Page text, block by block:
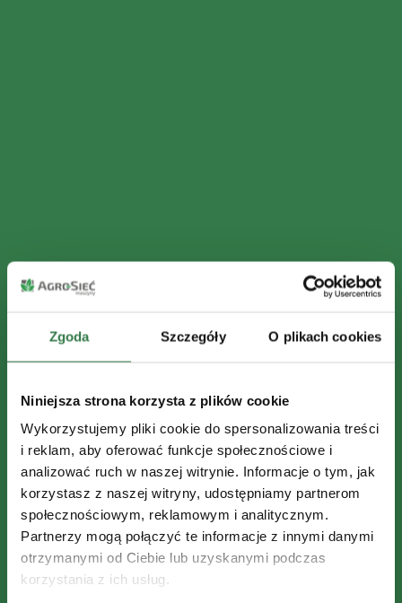
Zgoda Szczegóły O plikach cookies
Niniejsza strona korzysta z plików cookie
Wykorzystujemy pliki cookie do spersonalizowania treści
i reklam, aby oferować funkcje społecznościowe i
analizować ruch w naszej witrynie. Informacje o tym, jak
korzystasz z naszej witryny, udostępniamy partnerom
społecznościowym, reklamowym i analitycznym.
Partnerzy mogą połączyć te informacje z innymi danymi
otrzymanymi od Ciebie lub uzyskanymi podczas
korzystania z ich usług.